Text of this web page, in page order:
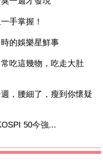
手掌握！
的娛樂星鮮事
吃這幾物，吃走大肚
，腰細了，瘦到你懷疑
50今強...